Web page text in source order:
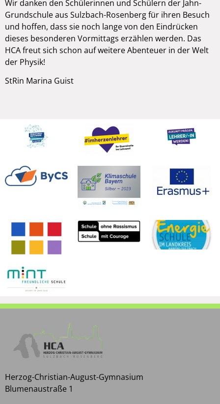
Wir danken den Schülerinnen und Schülern der Jahn-
Grundschule aus Sulzbach-Rosenberg für ihren Besuch
und hoffen, dass sie noch lange von den Eindrücken
dieses besonderen Vormittags erzählen werden. Das
HCA freut sich schon auf weitere Abenteuer in der Welt
der Physik!
StRin Marina Guist
Herzog-Christian-August-Gymnasium
Blumenaustraße 1